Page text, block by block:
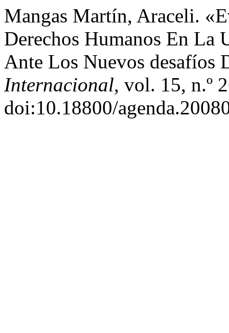
Mangas Martín, Araceli.
Derechos Humanos En La
Ante Los Nuevos desafíos
Internacional, vol. 15, n.º
doi:10.18800/